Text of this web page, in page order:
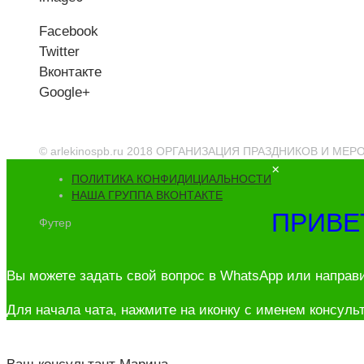
Facebook
Twitter
Вконтакте
Google+
© arlekinospb.ru 2018 ОРГАНИЗАЦИЯ ПРАЗДНИКОВ И
ПОЛИТИКА КОНФИДИЦИАЛЬНОСТИ
НАША ГРУППА ВКОНТАКТЕ
Футер
×
Вы можете задать свой вопрос в WhatsApp или
Для начала чата, нажмите на иконку с именем